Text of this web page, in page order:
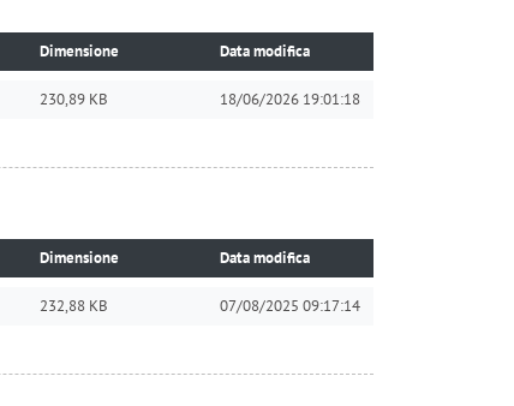
Dimensione Data modifica
230,89 KB 18/06/2026 19:01:18
Dimensione Data modifica
232,88 KB 07/08/2025 09:17:14